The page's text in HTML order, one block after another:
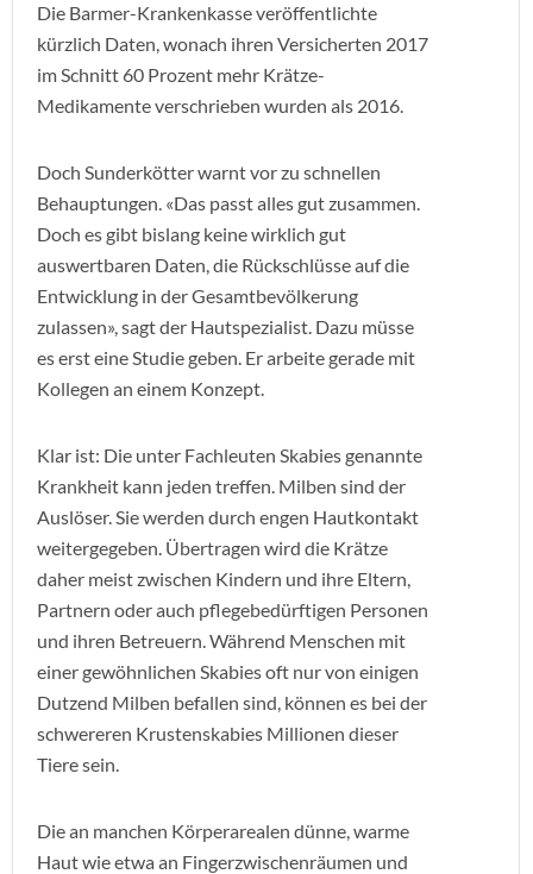
Die Barmer-Krankenkasse veröffentlichte
kürzlich Daten, wonach ihren Versicherten 2017
im Schnitt 60 Prozent mehr Krätze-
Medikamente verschrieben wurden als 2016.
Doch Sunderkötter warnt vor zu schnellen
Behauptungen. «Das passt alles gut zusammen.
Doch es gibt bislang keine wirklich gut
auswertbaren Daten, die Rückschlüsse auf die
Entwicklung in der Gesamtbevölkerung
zulassen», sagt der Hautspezialist. Dazu müsse
es erst eine Studie geben. Er arbeite gerade mit
Kollegen an einem Konzept.
Klar ist: Die unter Fachleuten Skabies genannte
Krankheit kann jeden treffen. Milben sind der
Auslöser. Sie werden durch engen Hautkontakt
weitergegeben. Übertragen wird die Krätze
daher meist zwischen Kindern und ihre Eltern,
Partnern oder auch pflegebedürftigen Personen
und ihren Betreuern. Während Menschen mit
einer gewöhnlichen Skabies oft nur von einigen
Dutzend Milben befallen sind, können es bei der
schwereren Krustenskabies Millionen dieser
Tiere sein.
Die an manchen Körperarealen dünne, warme
Haut wie etwa an Fingerzwischenräumen und